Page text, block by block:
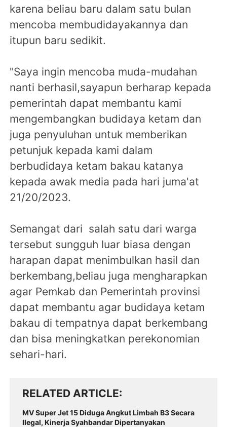
karena beliau baru dalam satu bulan
mencoba membudidayakannya dan
itupun baru sedikit.
"Saya ingin mencoba muda-mudahan
nanti berhasil,sayapun berharap kepada
pemerintah dapat membantu kami
mengembangkan budidaya ketam dan
juga penyuluhan untuk memberikan
petunjuk kepada kami dalam
berbudidaya ketam bakau katanya
kepada awak media pada hari juma'at
21/20/2023.
Semangat dari salah satu dari warga
tersebut sungguh luar biasa dengan
harapan dapat menimbulkan hasil dan
berkembang,beliau juga mengharapkan
agar Pemkab dan Pemerintah provinsi
dapat membantu agar budidaya ketam
bakau di tempatnya dapat berkembang
dan bisa meningkatkan perekonomian
sehari-hari.
RELATED ARTICLE
MV Super Jet 15 Diduga Angkut Limbah B3 Secara
Ilegal, Kinerja Syahbandar Dipertanyakan